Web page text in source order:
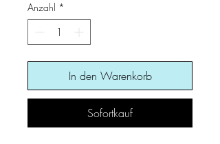
Anzahl *
In den Warenkorb
Sofortkauf